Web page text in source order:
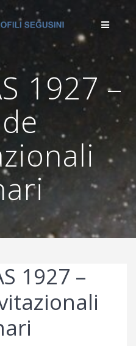
Salta
1927 –
1927 –